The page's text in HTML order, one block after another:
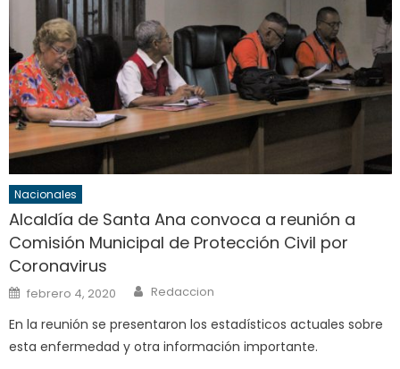
Nacionales
Alcaldía de Santa Ana convoca a reunión a
Comisión Municipal de Protección Civil por
Coronavirus
Posted
on
febrero 4, 2020 Author
Redaccion
En la reunión se presentaron los estadísticos actuales sobre
esta enfermedad y otra información importante.